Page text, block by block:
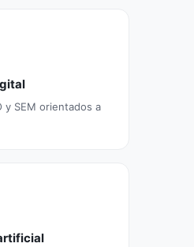
y SEM orientados a